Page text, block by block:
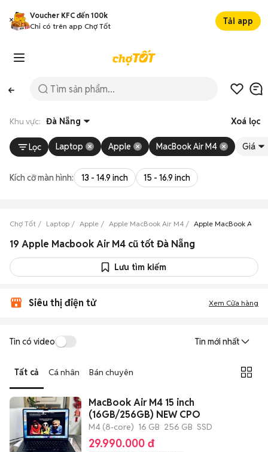
Voucher KFC đến 100k
Chỉ có trên app Chợ Tốt
Tải app
Khu vực: Đà Nẵng Xoá lọc
Lọc Laptop Apple MacBook Air M4 Giá
Kích cỡ màn hình: 13 - 14.9 inch 15 - 16.9 inch
Chợ Tốt Laptop Apple Apple MacBook Air M4 Apple MacBook Air
19 Apple Macbook Air M4 cũ tốt Đà Nẵng
Lưu tìm kiếm
Siêu thị điện tử Xem Cửa hàng
Tin có video Tin mới nhất
Tất cả Cá nhân Bán chuyên
MacBook Air M4 15 inch
(16GB/256GB) NEW CPO
M4 (8-core) 16 GB 256 GB SSD
29.990.000 đ